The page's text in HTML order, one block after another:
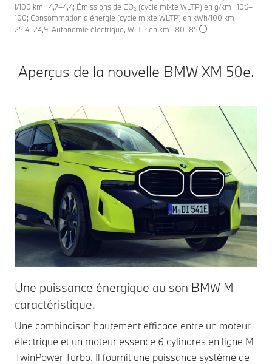
l/100 km : 4,7–4,4; Émissions de CO₂ (cycle mixte WLTP) en g/km : 106–
100; Consommation d’énergie (cycle mixte WLTP) en kWh/100 km :
25,4–24,9; Autonomie électrique, WLTP en km : 80–85
Aperçus de la nouvelle BMW XM 50e.
Une puissance énergique au son BMW M
caractéristique.
Une combinaison hautement efficace entre un moteur
électrique et un moteur essence 6 cylindres en ligne M
TwinPower Turbo. Il fournit une puissance système de